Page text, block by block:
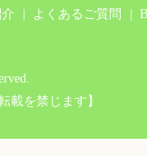
よくあるご質問
載を禁じます】